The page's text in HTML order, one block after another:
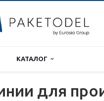
КАТАЛОГ
для